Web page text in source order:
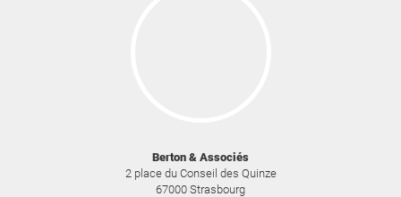
Berton & Associés
2 place du Conseil des Quinze
67000 Strasbourg